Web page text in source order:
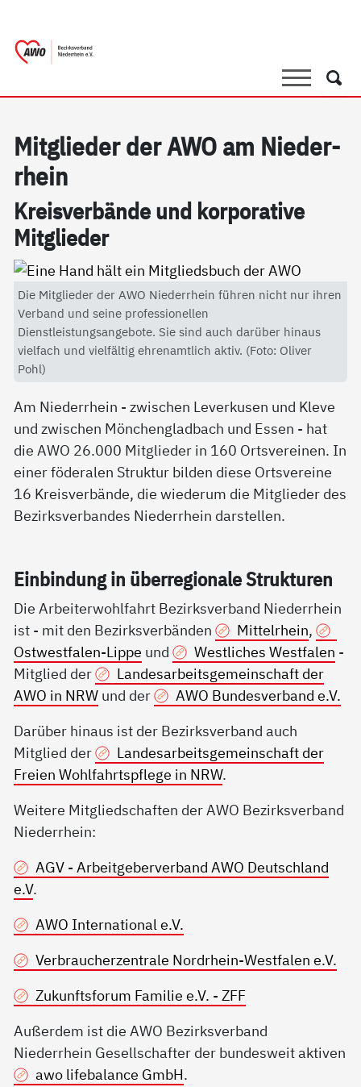
SucheSuche
Mit­g­lie­der der AWO am Nie­der­
r­hein
Kreis­ver­bän­de und kor­po­ra­ti­ve
Mit­g­lie­der
Die Mitglieder der AWO Niederrhein führen nicht nur ihren
Verband und seine professionellen
Dienstleistungsangebote. Sie sind auch darüber hinaus
vielfach und vielfältig ehrenamtlich aktiv. (Foto: Oliver
Pohl)
Am Niederrhein - zwischen Leverkusen und Kleve
und zwischen Mönchengladbach und Essen - hat
die AWO 26.000 Mitglieder in 160 Ortsvereinen. In
einer föderalen Struktur bilden diese Ortsvereine
16 Kreisverbände, die wiederum die Mitglieder des
Bezirksverbandes Niederrhein darstellen.
Ein­bin­dung in über­re­gio­na­le Struk­tu­ren
Die Arbeiterwohlfahrt Bezirksverband Niederrhein
ist - mit den Bezirksverbänden
Mittelrhein,
Ostwestfalen-Lippe und Westliches Westfalen -
Mitglied der
Landesarbeitsgemeinschaft der
AWO in NRW und der
AWO Bundesverband e.V.
Darüber hinaus ist der Bezirksverband auch
Mitglied der
Landesarbeitsgemeinschaft der
Freien Wohlfahrtspflege in NRW.
Weitere Mitgliedschaften der AWO Bezirksverband
Niederrhein:
AGV - Arbeitgeberverband AWO Deutschland
e.V.
AWO International e.V.
Verbraucherzentrale Nordrhein-Westfalen e.V.
Zukunftsforum Familie e.V. - ZFF
Außerdem ist die AWO Bezirksverband
Niederrhein Gesellschafter der bundesweit aktiven
awo lifebalance GmbH.